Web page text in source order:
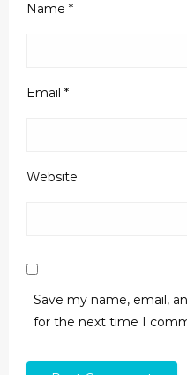
Name *
Email *
Website
Save my name, email,
for the next time I